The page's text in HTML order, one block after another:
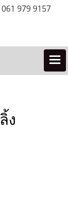
979 9157
ง